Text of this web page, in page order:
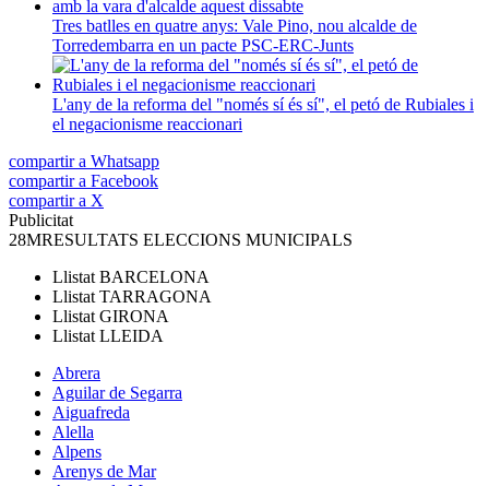
Tres batlles en quatre anys: Vale Pino, nou alcalde de
Torredembarra en un pacte PSC-ERC-Junts
L'any de la reforma del "només sí és sí", el petó de Rubiales i
el negacionisme reaccionari
compartir a Whatsapp
compartir a Facebook
compartir a X
Publicitat
28MRESULTATS ELECCIONS MUNICIPALS
Llistat BARCELONA
Llistat TARRAGONA
Llistat GIRONA
Llistat LLEIDA
Abrera
Aguilar de Segarra
Aiguafreda
Alella
Alpens
Arenys de Mar